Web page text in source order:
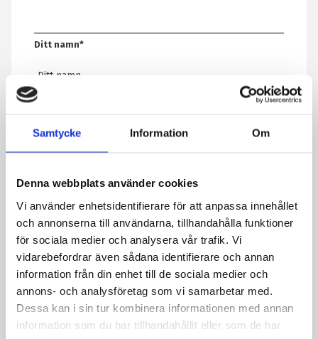
Samtycke Information Om
Denna webbplats använder cookies
Vi använder enhetsidentifierare för att anpassa innehållet
och annonserna till användarna, tillhandahålla funktioner
för sociala medier och analysera vår trafik. Vi
vidarebefordrar även sådana identifierare och annan
information från din enhet till de sociala medier och
annons- och analysföretag som vi samarbetar med.
Dessa kan i sin tur kombinera informationen med annan
information som du har tillhandahållit eller som de har
Ditt namn*
E-post
Genom att skicka formuläret godkänner du att vi sparar
information om dig. Läs mer om hur vi behandlar dina
personuppgifter i vår integritetspolicy.